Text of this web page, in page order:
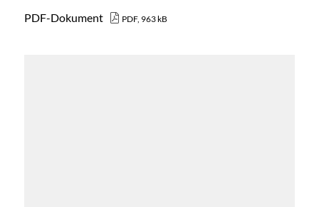
PDF-Dokument PDF, 963 kB